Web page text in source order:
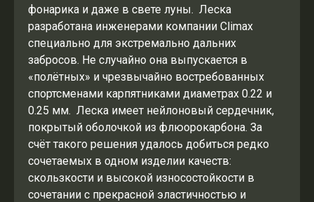
фонарика и даже в свете луны. Леска
разработана инженерами компании Climax
специально для экстремально дальних
забросов. Не случайно она выпускается в
«полётных» и чрезвычайно востребованных
спортсменами карпятниками диаметрах 0.22 и
0.25 мм. Леска имеет нейлоновый сердечник,
покрытый оболочкой из флюорокарбона. За
счёт такого решения удалось добиться редко
сочетаемых в одном изделии качеств:
скользкости и высокой износостойкости в
сочетании с прекрасной эластичностью и